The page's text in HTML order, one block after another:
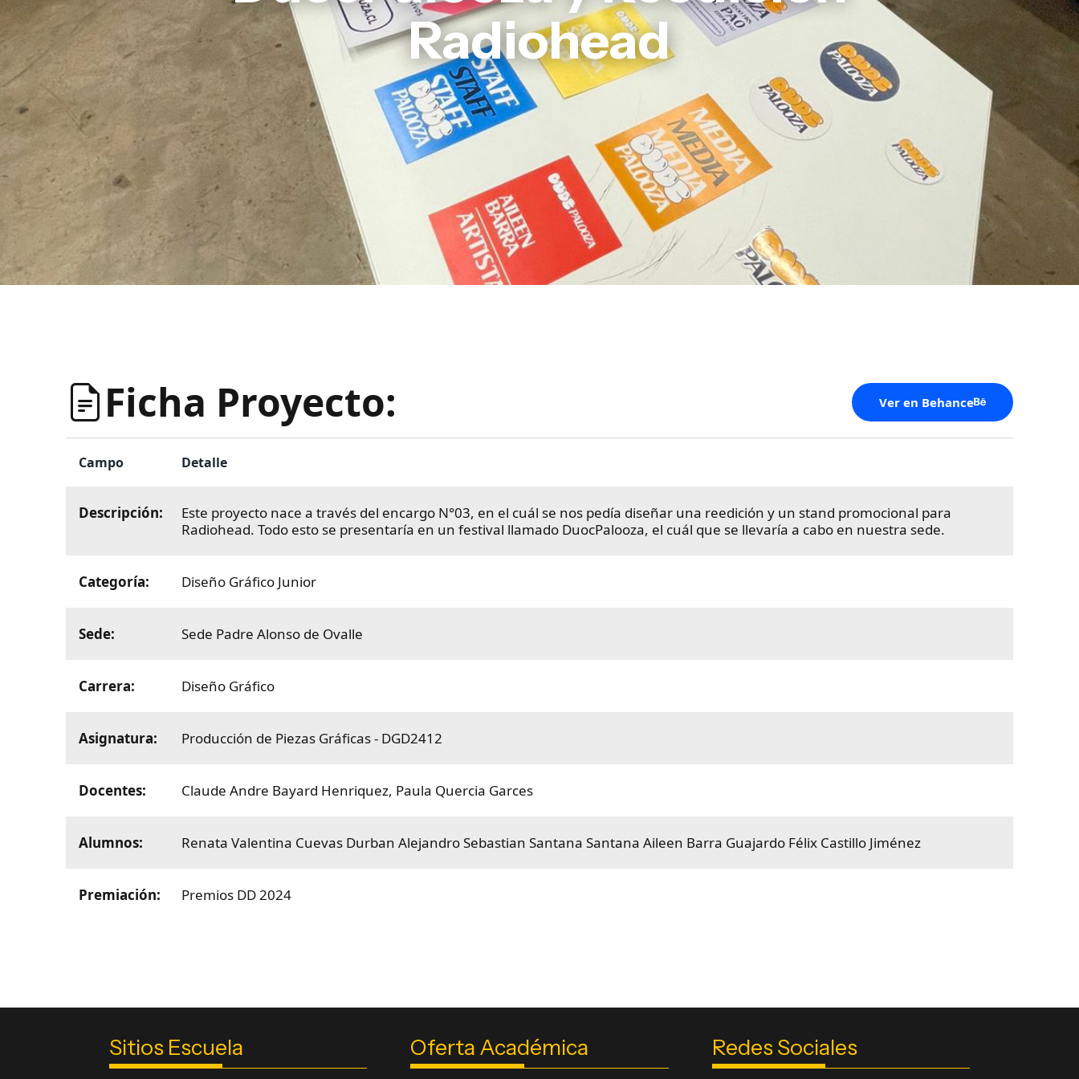
Radiohead
Ficha Proyecto: Ver en Behance
Campo Detalle
Descripción:
Este proyecto nace a través del encargo N°03, en el cuál se nos pedía diseñar una reedición y un stand promocional para
Radiohead. Todo esto se presentaría en un festival llamado DuocPalooza, el cuál que se llevaría a cabo en nuestra sede.
Categoría: Diseño Gráfico Junior
Sede: Sede Padre Alonso de Ovalle
Carrera: Diseño Gráfico
Asignatura: Producción de Piezas Gráficas - DGD2412
Docentes: Claude Andre Bayard Henriquez, Paula Quercia Garces
Alumnos: Renata Valentina Cuevas Durban Alejandro Sebastian Santana Santana Aileen Barra Guajardo Félix Castillo Jiménez
Premiación: Premios DD 2024
Sitios Escuela Oferta Académica Redes Sociales